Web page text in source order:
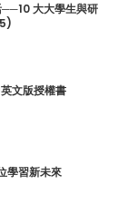
──10 大大學生與研
文版授權書
學習新未來